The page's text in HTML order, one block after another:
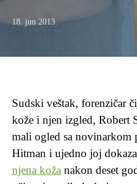
18. jun 2013.
Sudski veštak, forenzičar
kože i njen izgled, Robert
mali ogled sa novinarkom
Hitman i ujedno joj
njena koža nakon deset